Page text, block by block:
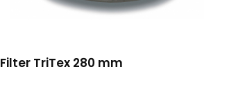
Filter TriTex 280 mm